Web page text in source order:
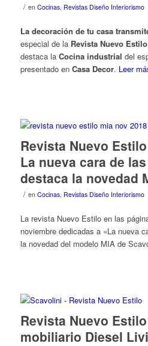
/ en Cocinas, Revistas Diseño Interiorismo
La decoración de tu casa
especial de la Revista Nuevo Estilo
destaca la Cocina industrial del
presentado en Casa Decor. Leer
Revista Nuevo
La nueva cara de
destaca la novedad
/ en Cocinas, Revistas Diseño Interiorismo
La revista Nuevo Estilo en las
noviembre dedicadas a «La nueva
la novedad del modelo MIA de
Revista Nuevo
mobiliario Diesel